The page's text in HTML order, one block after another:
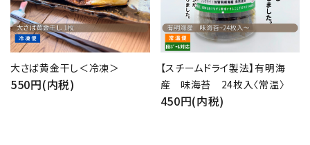
大さば黄金干し＜冷凍＞
550円(内税)
【スチームドライ製法】有明海
産 味海苔 24枚入〈常温〉
450円(内税)